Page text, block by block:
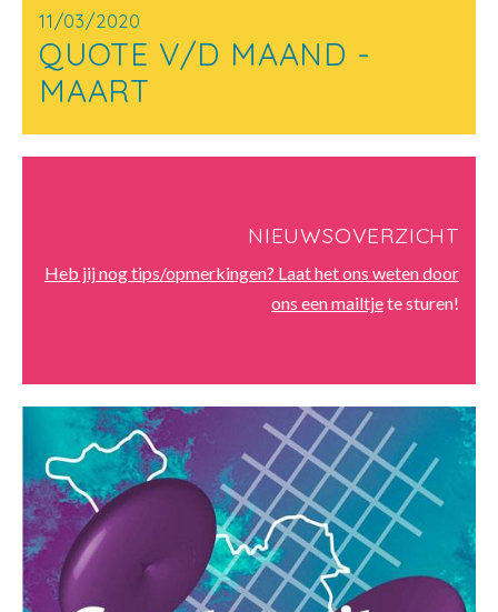
11/03/2020
QUOTE V/D MAAND -
MAART
NIEUWSOVERZICHT
Heb jij nog tips/opmerkingen? Laat het ons weten door
ons een mailtjete sturen!